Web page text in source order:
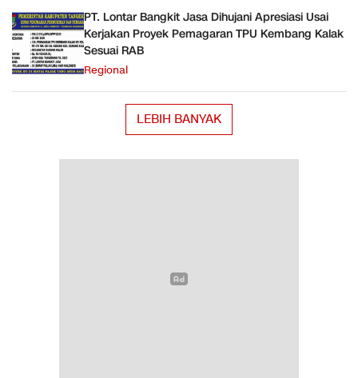
PT. Lontar Bangkit Jasa Dihujani Apresiasi Usai
Kerjakan Proyek Pemagaran TPU Kembang Kalak
Sesuai RAB
Regional
LEBIH BANYAK